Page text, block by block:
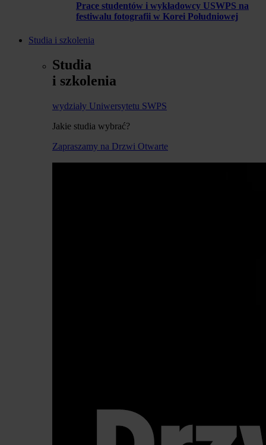
Prace studentów i wykładowcy USWPS na
festiwalu fotografii w Korei Południowej
Studia i szkolenia
Studia
i szkolenia
wydziały Uniwersytetu SWPS
Jakie studia wybrać?
Zapraszamy na Drzwi Otwarte